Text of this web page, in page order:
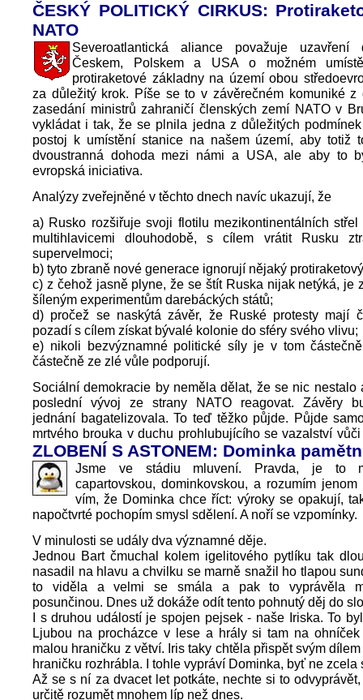
ČESKÝ POLITICKÝ CIRKUS:
NATO
Severoatlantická aliance považuje uzavření
Českem, Polskem a USA o možném
protiraketové základny na území obou
za důležitý krok. Píše se to v závěrečném komuniké z
zasedání ministrů zahraničí členských zemí NATO v
vykládat i tak, že se plnila jedna z důležitých
postoj k umístění stanice na našem území, aby totiž
dvoustranná dohoda mezi námi a USA, ale aby to
evropská iniciativa.
Analýzy zveřejněné v těchto dnech navíc ukazují, že
a) Rusko rozšiřuje svoji flotilu mezikontinentálních střel
multihlavicemi dlouhodobě, s cílem vrátit Rusku
supervelmoci;
b) tyto zbraně nové generace ignorují nějaký
c) z čehož jasně plyne, že se štít Ruska nijak netýká, je
šíleným experimentům darebáckých států;
d) pročež se naskýtá závěr, že Ruské protesty mají
pozadí s cílem získat bývalé kolonie do sféry svého vlivu;
e) nikoli bezvýznamné politické síly je v tom
částečně ze zlé vůle podporují.
Sociální demokracie by neměla dělat, že se nic nestalo
poslední vývoj ze strany NATO reagovat. Závěry
jednání bagatelizovala. To teď těžko půjde. Půjde
mrtvého brouka v duchu prohlubujícího se vazalství
ZLOBENÍ S ASTONEM: Dominka
Jsme ve stádiu mluvení. Pravda, je to
capartovskou, dominkovskou, a rozumím
vím, že Dominka chce říct: výroky se opakují,
napočtvrté pochopím smysl sdělení. A noří se vzpomínky.
V minulosti se udály dva významné děje.
Jednou Bart čmuchal kolem igelitového pytlíku tak
nasadil na hlavu a chvilku se marně snažil ho tlapou
to viděla a velmi se smála a pak to vyprávěla
posunčinou. Dnes už dokáže odít tento pohnutý děj do
I s druhou událostí je spojen pejsek - naše Iriska. To
Ljubou na procházce v lese a hrály si tam na
malou hraničku z větví. Iris taky chtěla přispět svým
hraničku rozhrábla. I tohle vypráví Dominka, byť ne zcela
Až se s ní za dvacet let potkáte, nechte si to
určitě rozumět mnohem líp než dnes.